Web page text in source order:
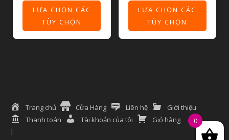
LỰA CHỌN CÁC
TÙY CHỌN
LỰA CHỌN CÁC
TÙY CHỌN
Trang chủ Cửa Hàng Liên hệ
Giới thiệu
Thanh toán
Tài khoản của tôi Giỏ hàng 0